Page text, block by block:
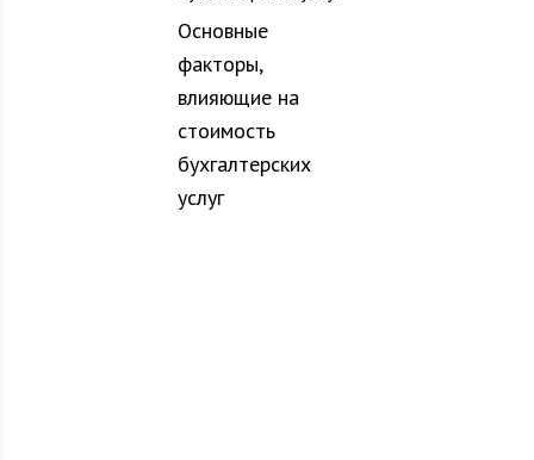
Основные
факторы,
влияющие на
стоимость
бухгалтерских
услуг